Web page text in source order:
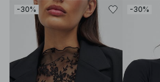
-30% -30%